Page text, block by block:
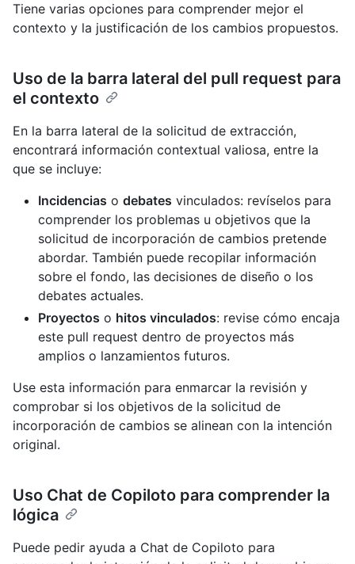
Tiene varias opciones para comprender mejor el
contexto y la justificación de los cambios propuestos.
Uso de la barra lateral del pull request para
el contexto
En la barra lateral de la solicitud de extracción,
encontrará información contextual valiosa, entre la
que se incluye:
Incidencias o debates vinculados: revíselos para
comprender los problemas u objetivos que la
solicitud de incorporación de cambios pretende
abordar. También puede recopilar información
sobre el fondo, las decisiones de diseño o los
debates actuales.
Proyectos o hitos vinculados: revise cómo encaja
este pull request dentro de proyectos más
amplios o lanzamientos futuros.
Use esta información para enmarcar la revisión y
comprobar si los objetivos de la solicitud de
incorporación de cambios se alinean con la intención
original.
Uso Chat de Copiloto para comprender la
lógica
Puede pedir ayuda a Chat de Copiloto para